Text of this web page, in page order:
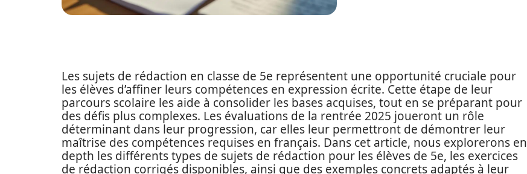
Les sujets de rédaction en classe de 5e représentent une opportunité cruciale pour
les élèves d’affiner leurs compétences en expression écrite. Cette étape de leur
parcours scolaire les aide à consolider les bases acquises, tout en se préparant pour
des défis plus complexes. Les évaluations de la rentrée 2025 joueront un rôle
déterminant dans leur progression, car elles leur permettront de démontrer leur
maîtrise des compétences requises en français. Dans cet article, nous explorerons en
depth les différents types de sujets de rédaction pour les élèves de 5e, les exercices
de rédaction corrigés disponibles, ainsi que des exemples concrets adaptés à leur